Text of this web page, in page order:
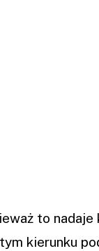
to nadaje
kierunku